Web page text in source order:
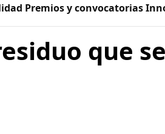
Premios y convocatorias
que